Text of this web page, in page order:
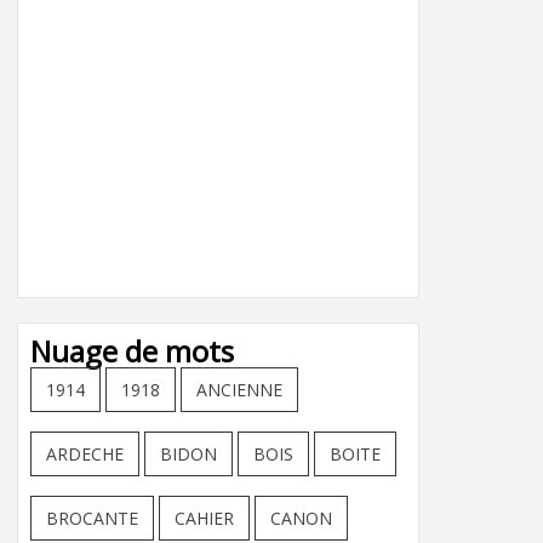
Nuage de mots
1914 1918 ANCIENNE
ARDECHE BIDON BOIS BOITE
BROCANTE CAHIER CANON